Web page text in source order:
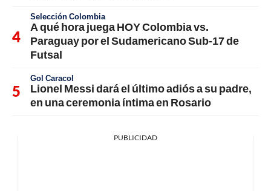
Selección Colombia
A qué hora juega HOY Colombia vs.
Paraguay por el Sudamericano Sub-17 de
Futsal
Gol Caracol
Lionel Messi dará el último adiós a su padre,
en una ceremonia íntima en Rosario
PUBLICIDAD